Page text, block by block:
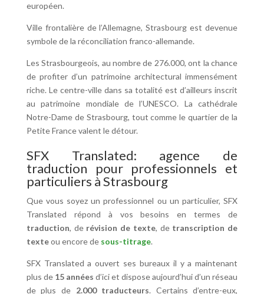
européen.
Ville frontalière de l’Allemagne, Strasbourg est devenue
symbole de la réconciliation franco-allemande.
Les Strasbourgeois, au nombre de 276.000, ont la chance
de profiter d’un patrimoine architectural immensément
riche. Le centre-ville dans sa totalité est d’ailleurs inscrit
au patrimoine mondiale de l’UNESCO. La cathédrale
Notre-Dame de Strasbourg, tout comme le quartier de la
Petite France valent le détour.
SFX Translated: agence de
traduction pour professionnels et
particuliers à Strasbourg
Que vous soyez un professionnel ou un particulier, SFX
Translated répond à vos besoins en termes de
traduction, de révision de texte, de transcription de
texteou encore de sous-titrage.
SFX Translated a ouvert ses bureaux il y a maintenant
plus de 15 années d’ici et dispose aujourd’hui d’un réseau
de plus de 2.000 traducteurs. Certains d’entre-eux,